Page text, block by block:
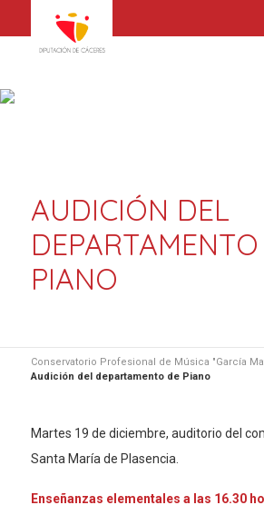
AUDICIÓN DEL
PIANO
Conservatorio Profesional de Música "García
Audición del departamento de Piano
Martes 19 de diciembre, auditorio del
Santa María de Plasencia.
Enseñanzas elementales a las 16.30